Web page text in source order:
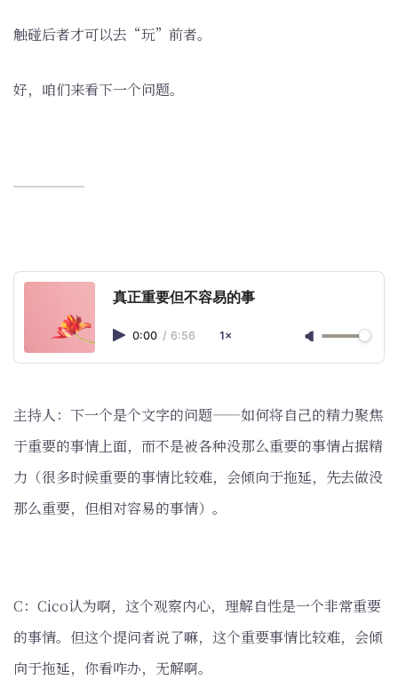
触碰后者才可以去“玩”前者。
好，咱们来看下一个问题。
真正重要但不容易的事
0:00 / 6:56 1×
主持人：下一个是个文字的问题——如何将自己的精力聚焦
于重要的事情上面，而不是被各种没那么重要的事情占据精
力（很多时候重要的事情比较难，会倾向于拖延，先去做没
那么重要，但相对容易的事情）。
C：Cico认为啊，这个观察内心，理解自性是一个非常重要
的事情。但这个提问者说了嘛，这个重要事情比较难，会倾
向于拖延，你看咋办，无解啊。